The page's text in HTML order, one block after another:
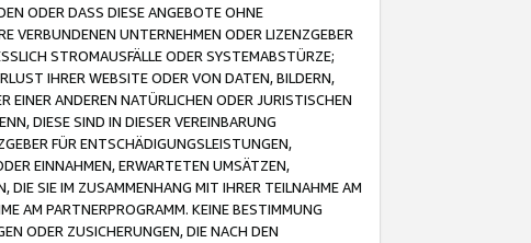
ODER DASS DIESE ANGEBOTE OHNE
VERBUNDENEN UNTERNEHMEN ODER LIZENZGEBER
STROMAUSFÄLLE ODER SYSTEMABSTÜRZE;
IHRER WEBSITE ODER VON DATEN, BILDERN,
ANDEREN NATÜRLICHEN ODER JURISTISCHEN
DIESE SIND IN DIESER VEREINBARUNG
FÜR ENTSCHÄDIGUNGSLEISTUNGEN,
EINNAHMEN, ERWARTETEN UMSÄTZEN,
SIE IM ZUSAMMENHANG MIT IHRER TEILNAHME AM
AM PARTNERPROGRAMM. KEINE BESTIMMUNG
ODER ZUSICHERUNGEN, DIE NACH DEN